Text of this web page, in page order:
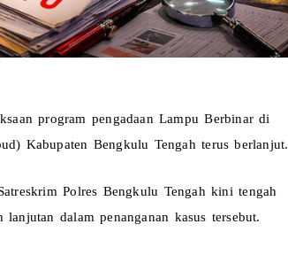
program pengadaan Lampu Berbinar di
Kabupaten Bengkulu Tengah terus berlanjut.
Polres Bengkulu Tengah kini tengah
dalam penanganan kasus tersebut.